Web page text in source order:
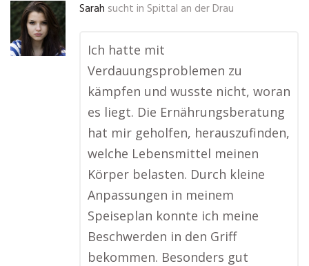
Sarah sucht in Spittal an der Drau
Ich hatte mit
Verdauungsproblemen zu
kämpfen und wusste nicht, woran
es liegt. Die Ernährungsberatung
hat mir geholfen, herauszufinden,
welche Lebensmittel meinen
Körper belasten. Durch kleine
Anpassungen in meinem
Speiseplan konnte ich meine
Beschwerden in den Griff
bekommen. Besonders gut